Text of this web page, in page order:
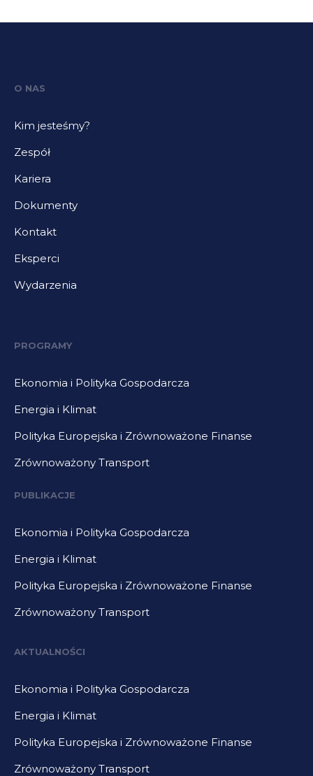
O NAS
Kim jesteśmy?
Zespół
Kariera
Dokumenty
Kontakt
Eksperci
Wydarzenia
PROGRAMY
Ekonomia i Polityka Gospodarcza
Energia i Klimat
Polityka Europejska i Zrównoważone Finanse
Zrównoważony Transport
PUBLIKACJE
Ekonomia i Polityka Gospodarcza
Energia i Klimat
Polityka Europejska i Zrównoważone Finanse
Zrównoważony Transport
AKTUALNOŚCI
Ekonomia i Polityka Gospodarcza
Energia i Klimat
Polityka Europejska i Zrównoważone Finanse
Zrównoważony Transport